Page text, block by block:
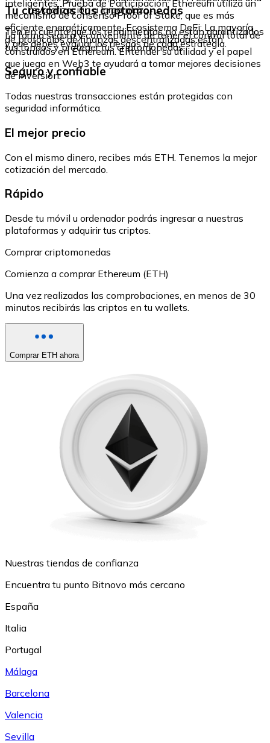
revalorización a largo plazo.
Ten en cuenta que los rendimientos no están garantizados
y que debes evaluar los riesgos de cada estrategia.
inteligentes. Prueba de Participación: Ethereum utiliza un
mecanismo de consenso Proof of Stake, que es más
eficiente energéticamente. Ecosistema DeFi: La mayoría
de protocolos de finanzas descentralizadas están
construidos en Ethereum. Entender su utilidad y el papel
que juega en Web3 te ayudará a tomar mejores decisiones
de inversión.
Tu custodias tus criptomonedas
La forma segura y conveniente de tener el control total de
tus fondos y proteger tus criptomonedas.
Seguro y confiable
Todas nuestras transacciones están protegidas con
seguridad informática.
El mejor precio
Con el mismo dinero, recibes más ETH. Tenemos la mejor
cotización del mercado.
Rápido
Desde tu móvil u ordenador podrás ingresar a nuestras
plataformas y adquirir tus criptos.
Comprar criptomonedas
Comienza a comprar Ethereum (ETH)
Una vez realizadas las comprobaciones, en menos de 30
minutos recibirás las criptos en tu wallets.
Comprar ETH ahora
Nuestras tiendas de confianza
Encuentra tu punto Bitnovo más cercano
España
Italia
Portugal
Málaga
Barcelona
Valencia
Sevilla